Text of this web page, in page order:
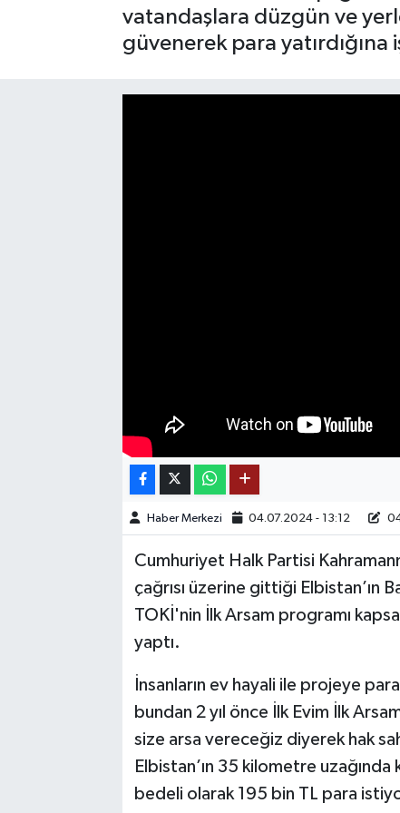
vatandaşlara düzgün ve
güvenerek para yatırdığına
Haber Merkezi 04.07.2024 - 13:12
Cumhuriyet Halk Partisi
çağrısı üzerine gittiği Elbistan’ın
TOKİ'nin İlk Arsam programı
yaptı.
İnsanların ev hayali ile projeye
bundan 2 yıl önce İlk Evim İlk
size arsa vereceğiz diyerek hak
Elbistan’ın 35 kilometre
bedeli olarak 195 bin TL para
TEKNOLOJİ